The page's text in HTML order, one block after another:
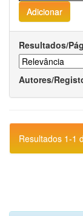
Resultados/
Autores/
Resultados 1-1